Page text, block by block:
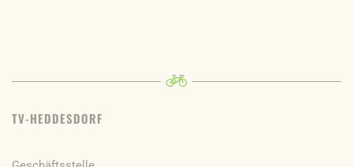
TV-HEDDESDORF